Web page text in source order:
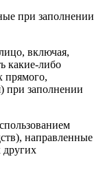
при заполнении
включая,
какие-либо
прямого,
при заполнении
направленные
других